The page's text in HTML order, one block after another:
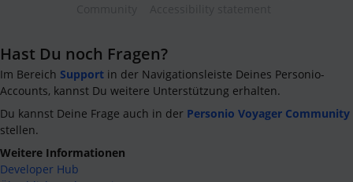
Hast Du noch Fragen?
Im Bereich Support in der Navigationsleiste Deines Personio-
Accounts, kannst Du weitere Unterstützung erhalten.
Du kannst Deine Frage auch in der Personio Voyager Community
stellen.
Weitere Informationen
Developer Hub